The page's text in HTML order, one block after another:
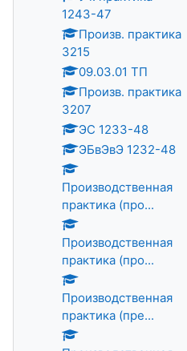
1243-47
Произв. практика
3215
09.03.01 ТП
Произв. практика
3207
ЭС 1233-48
ЭБвЭвЭ 1232-48
Производственная
практика (про...
Производственная
практика (про...
Производственная
практика (пре...